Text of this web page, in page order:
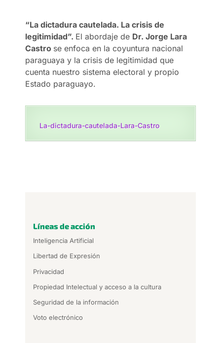
“La dictadura cautelada. La crisis de
legitimidad”. El abordaje de Dr. Jorge Lara
Castro se enfoca en la coyuntura nacional
paraguaya y la crisis de legitimidad que
cuenta nuestro sistema electoral y propio
Estado paraguayo.
La-dictadura-cautelada-Lara-Castro
Líneas de acción
Inteligencia Artificial
Libertad de Expresión
Privacidad
Propiedad Intelectual y acceso a la cultura
Seguridad de la información
Voto electrónico